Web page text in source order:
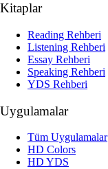
Kitaplar
Reading Rehberi
Listening Rehberi
Essay Rehberi
Speaking Rehberi
YDS Rehberi
Uygulamalar
Tüm Uygulamalar
HD Colors
HD YDS